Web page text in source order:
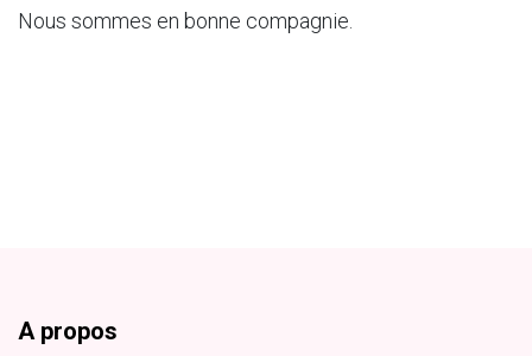
Nous sommes en bonne compagnie.
A propos